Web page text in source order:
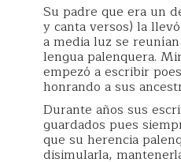
Su padre que era un
y canta versos) la
a media luz se
lengua palenquera.
empezó a escribir
honrando a sus
Durante años sus
guardados pues
que su herencia
disimularla,